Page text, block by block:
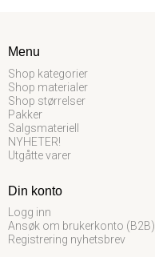
Menu
Shop kategorier
Shop materialer
Shop størrelser
Pakker
Salgsmateriell
NYHETER!
Utgåtte varer
Din konto
Logg inn
Ansøk om brukerkonto (B2B)
Registrering nyhetsbrev